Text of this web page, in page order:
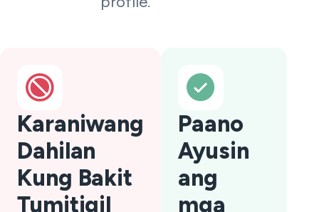
Karaniwang
Dahilan
Kung Bakit
Tumitigil
Paano
Ayusin
ang
mga